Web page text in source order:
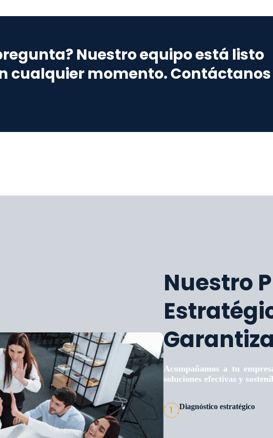
Nuestro equipo está listo
cualquier momento. Contáctanos
Nuestro
Acompañamos a tu
soluciones efectivas y
Diagnóstico estratégico